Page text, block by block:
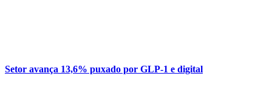
Setor avança 13,6% puxado por GLP-1 e digital